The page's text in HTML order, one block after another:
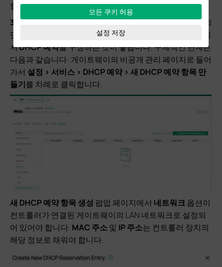
항).
3단계에서 구성된 NAT 규칙은 컨트롤러의 IP 주소가 변경되
면 무효화됩니다. 이 문제를 방지하려면 게이트웨이 장치에
서DHCP 예약을 구성하는 것이 좋습니다. 구체적인 단계는
다음과 같습니다: 게이트웨이의 비공개 관리 페이지로 들어
가서 설정 > 서비스 > DHCP 예약 > 새 DHCP 예약 항목 만
들기를 차례로 클릭합니다.
새 DHCP 예약 항목 생성 팝업 페이지에서 네트워크옵션이
컨트롤러가 연결된 게이트웨이의 LAN 네트워크로 설정되
어 있어야 합니다. MAC 주소 및 IP 주소는 컨트롤러 장치의
해당 정보로 채워야 합니다.
모든 쿠키 허용
설정 저장